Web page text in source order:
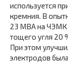
используется
кремния. В
23 МВА на ЧЭМК
тощего угля 20
При этом
электродов